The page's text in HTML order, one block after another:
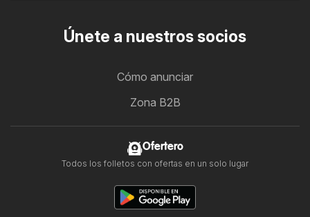
Únete a nuestros socios
Cómo anunciar
Zona B2B
Ofertero
Todos los folletos con ofertas en un solo lugar